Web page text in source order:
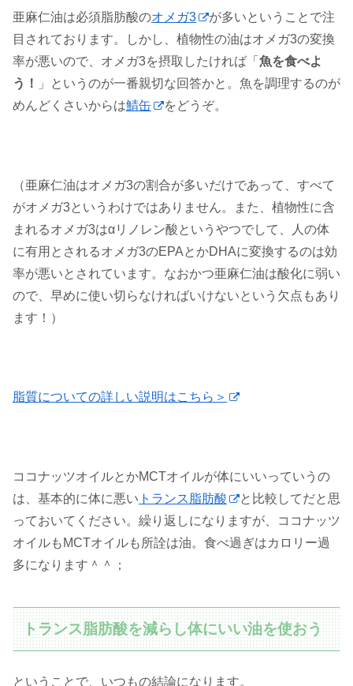
亜麻仁油は必須脂肪酸のオメガ3
が多いということで注
目されております。しかし、植物性の油はオメガ3の変換
率が悪いので、オメガ3を摂取したければ「 魚を食べよ
う！
」というのが一番親切な回答かと。魚を調理するのが
めんどくさいからは鯖缶 をどうぞ。
（亜麻仁油はオメガ3の割合が多いだけであって、すべて
がオメガ3というわけではありません。また、植物性に含
まれるオメガ3はαリノレン酸というやつでして、人の体
に有用とされるオメガ3のEPAとかDHAに変換するのは効
率が悪いとされています。なおかつ亜麻仁油は酸化に弱い
ので、早めに使い切らなければいけないという欠点もあり
ます！）
脂質についての詳しい説明はこちら＞
ココナッツオイルとかMCTオイルが体にいいっていうの
は、基本的に体に悪い トランス脂肪酸
と比較してだと思
っておいてください。繰り返しになりますが、ココナッツ
オイルもMCTオイルも所詮は油。食べ過ぎはカロリー過
多になります＾＾；
トランス脂肪酸を減らし体にいい油を使おう
ということで、いつもの結論になります。